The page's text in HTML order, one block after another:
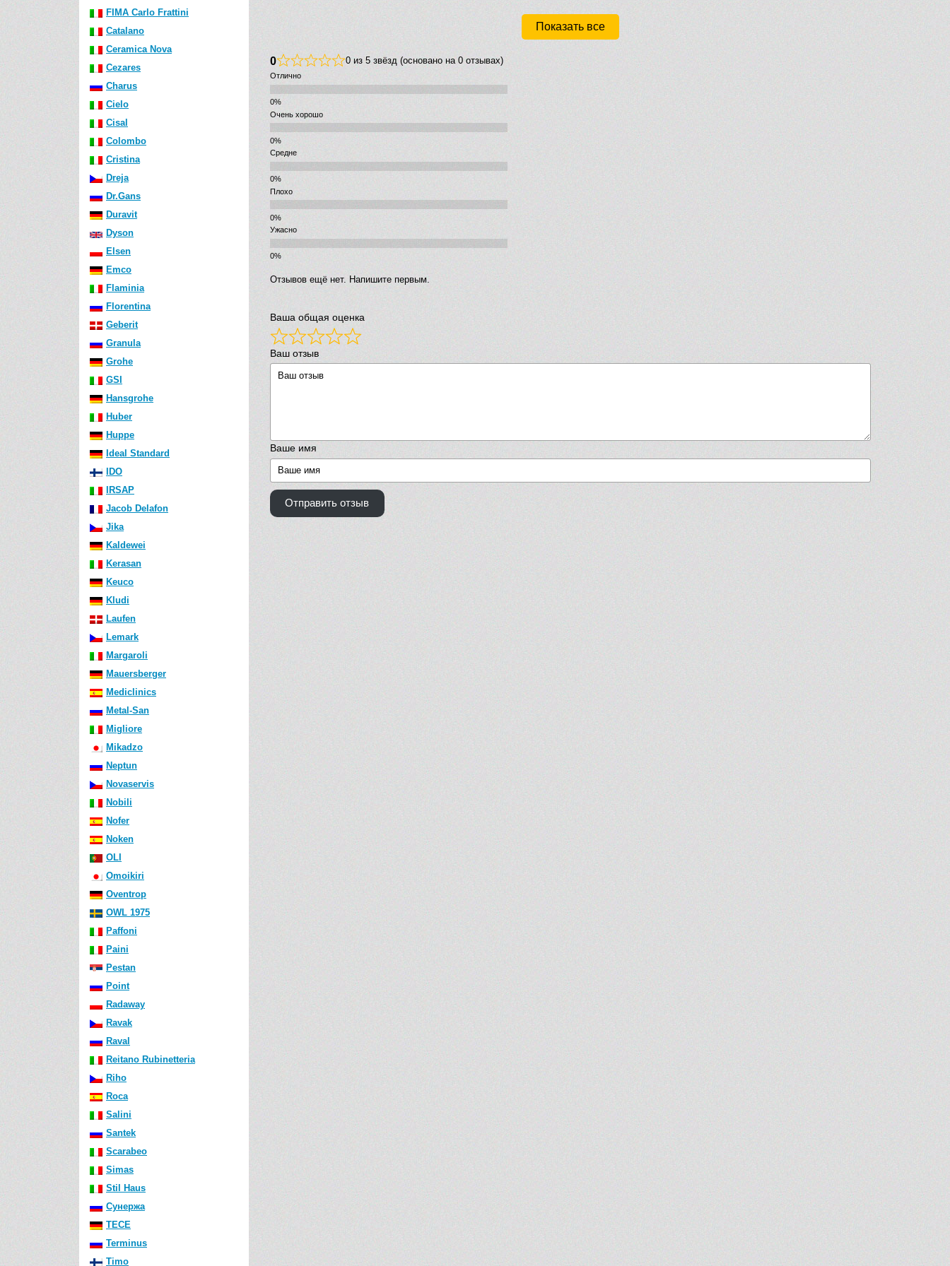
FIMA Carlo Frattini
Catalano
Ceramica Nova
Cezares
Charus
Cielo
Cisal
Colombo
Cristina
Dreja
Dr.Gans
Duravit
Dyson
Elsen
Emco
Flaminia
Florentina
Geberit
Granula
Grohe
GSI
Hansgrohe
Huber
Huppe
Ideal Standard
IDO
IRSAP
Jacob Delafon
Jika
Kaldewei
Kerasan
Keuco
Kludi
Laufen
Lemark
Margaroli
Mauersberger
Mediclinics
Metal-San
Migliore
Mikadzo
Neptun
Novaservis
Nobili
Nofer
Noken
OLI
Omoikiri
Oventrop
OWL 1975
Paffoni
Paini
Pestan
Point
Radaway
Ravak
Raval
Reitano Rubinetteria
Riho
Roca
Salini
Santek
Scarabeo
Simas
Stil Haus
Сунержа
TECE
Terminus
Timo
Показать все
0 0 из 5 звёзд (основано на 0 отзывах)
Отлично
Очень хорошо
Средне
Плохо
Ужасно
Отзывов ещё нет. Напишите первым.
Ваша общая оценка
Ваш отзыв
Ваше имя
Отправить отзыв